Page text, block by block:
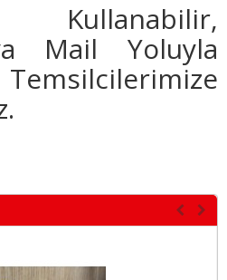
Kullanabilir,
Mail Yoluyla